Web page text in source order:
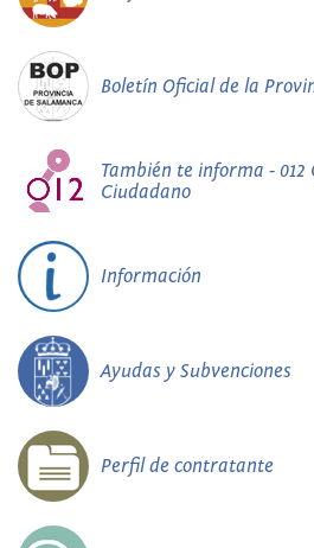
Boletín Oficial de la
También te informa - 012
Ciudadano
Información
Ayudas y Subvenciones
Perfil de contratante